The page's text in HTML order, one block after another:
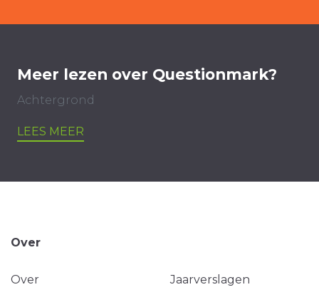
Meer lezen over Questionmark?
Achtergrond
LEES MEER
Over
Over Jaarverslagen